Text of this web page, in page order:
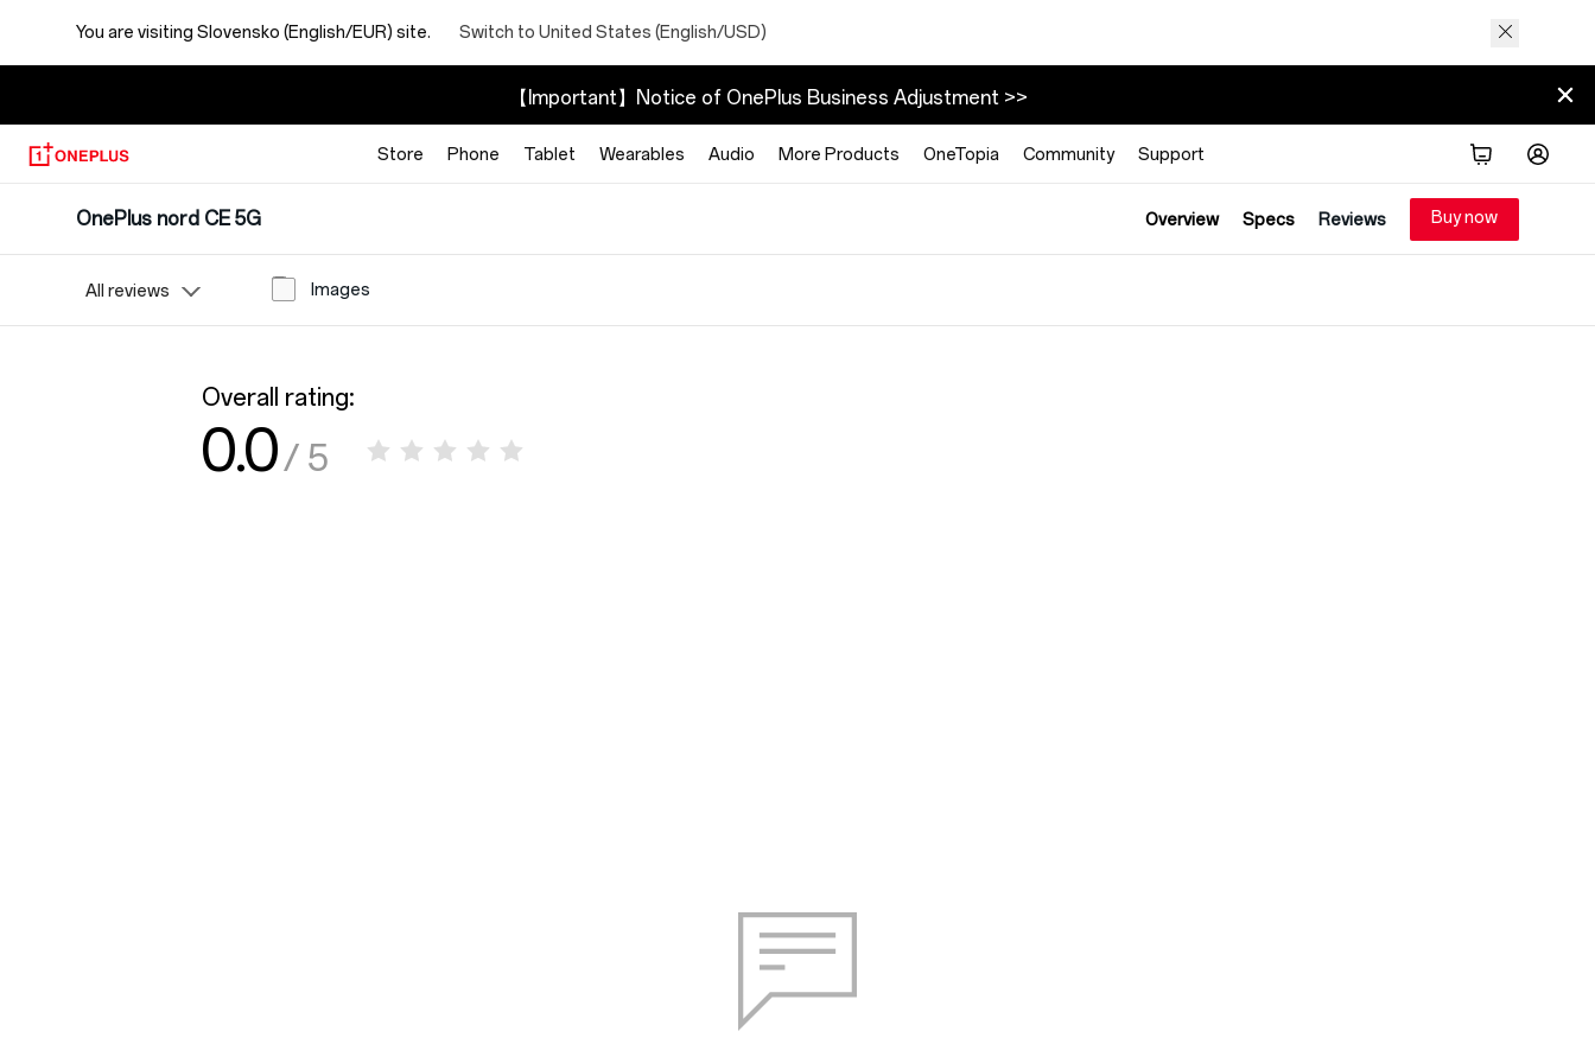
You are visiting Slovensko (English/EUR) site. Switch to United States (English/USD)
【Important】Notice of OnePlus Business Adjustment >>
Store Phone Tablet Wearables Audio More Products OneTopia Community Support
OnePlus nord CE 5G Overview Specs Reviews Buy now
All reviews Images
Overall rating:
0.0/ 5